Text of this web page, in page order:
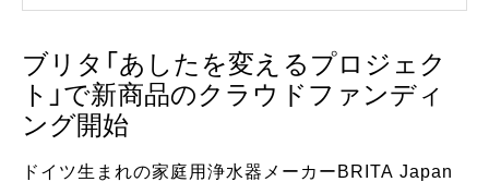
ブリタ「あしたを変えるプロジェク
ト」で新商品のクラウドファンディ
ング開始
ドイツ生まれの家庭用浄水器メーカーBRITA Japan